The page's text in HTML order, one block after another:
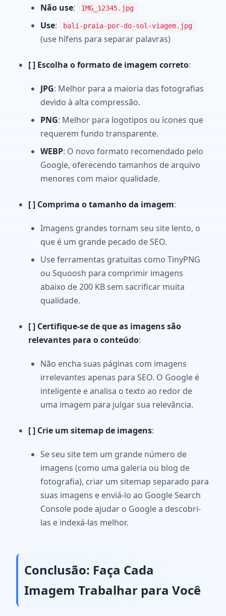
Não use: IMG_12345.jpg
Use: bali-praia-por-do-sol-viagem.jpg
(use hífens para separar palavras)
[ ] Escolha o formato de imagem correto:
JPG: Melhor para a maioria das fotografias
devido à alta compressão.
PNG: Melhor para logotipos ou ícones que
requerem fundo transparente.
WEBP: O novo formato recomendado pelo
Google, oferecendo tamanhos de arquivo
menores com maior qualidade.
[ ] Comprima o tamanho da imagem:
Imagens grandes tornam seu site lento, o
que é um grande pecado de SEO.
Use ferramentas gratuitas como TinyPNG
ou Squoosh para comprimir imagens
abaixo de 200 KB sem sacrificar muita
qualidade.
[ ] Certifique-se de que as imagens são
relevantes para o conteúdo:
Não encha suas páginas com imagens
irrelevantes apenas para SEO. O Google é
inteligente e analisa o texto ao redor de
uma imagem para julgar sua relevância.
[ ] Crie um sitemap de imagens:
Se seu site tem um grande número de
imagens (como uma galeria ou blog de
fotografia), criar um sitemap separado para
suas imagens e enviá-lo ao Google Search
Console pode ajudar o Google a descobri-
las e indexá-las melhor.
Conclusão: Faça Cada
Imagem Trabalhar para Você